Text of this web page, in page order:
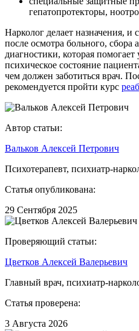
гепатопротекторы,
Нарколог делает назначения, и
после осмотра больного, сбора
диагностики, которая помогает
психическое состояние
чем должен заботиться врач.
рекомендуется пройти курс
Автор статьи:
Вальков Алексей Петрович
Психотерапевт, психиатр-
Статья опубликована:
29 Сентября 2025
Проверяющий статьи:
Цветков Алексей Валерьевич
Главный врач, психиатр-
Статья проверена:
3 Августа 2026